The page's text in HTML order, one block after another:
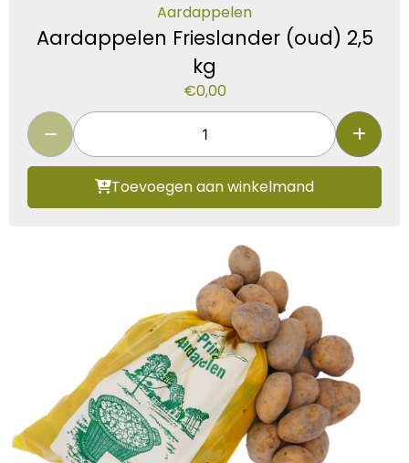
Aardappelen
Aardappelen Frieslander (oud) 2,5
kg
€0,00
Toevoegen aan winkelmand